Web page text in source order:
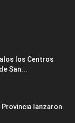
los Centros
San...
Provincia lanzaron